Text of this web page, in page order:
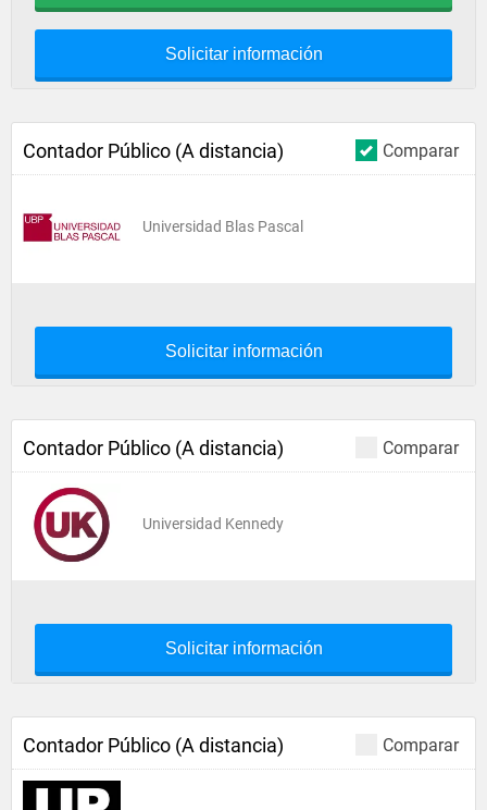
Solicitar información
Comparar
Contador Público (A distancia)
Universidad Blas Pascal
Solicitar información
Comparar
Contador Público (A distancia)
Universidad Kennedy
Solicitar información
Comparar
Contador Público (A distancia)